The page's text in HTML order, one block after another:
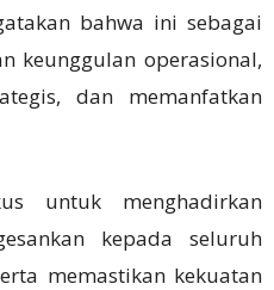
bahwa ini sebagai
keunggulan operasional,
dan memanfatkan
untuk menghadirkan
kepada seluruh
memastikan kekuatan